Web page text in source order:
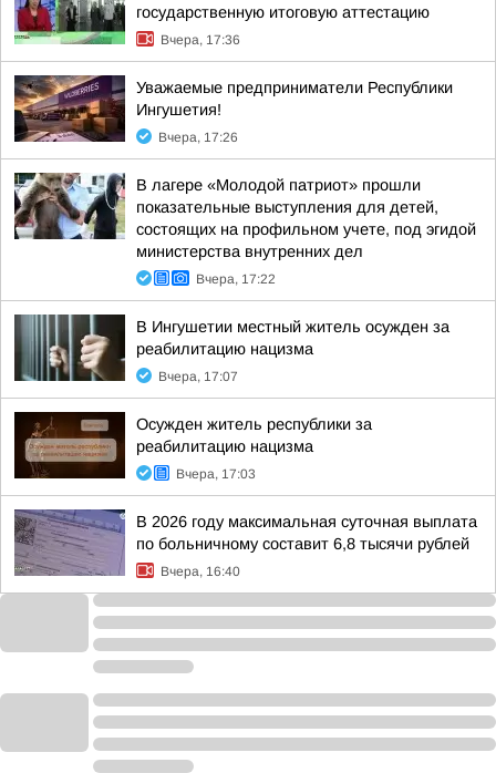
государственную итоговую аттестацию
Вчера, 17:36
Уважаемые предприниматели Республики
Ингушетия!
Вчера, 17:26
В лагере «Молодой патриот» прошли
показательные выступления для детей,
состоящих на профильном учете, под эгидой
министерства внутренних дел
Вчера, 17:22
В Ингушетии местный житель осужден за
реабилитацию нацизма
Вчера, 17:07
Осужден житель республики за
реабилитацию нацизма
Вчера, 17:03
В 2026 году максимальная суточная выплата
по больничному составит 6,8 тысячи рублей
Вчера, 16:40